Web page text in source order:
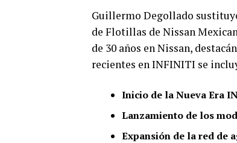
Guillermo Degollado
de Flotillas de Nissan
de 30 años en Nissan,
recientes en INFINITI se
Inicio de la Nueva Era
Lanzamiento de los
Expansión de la red de